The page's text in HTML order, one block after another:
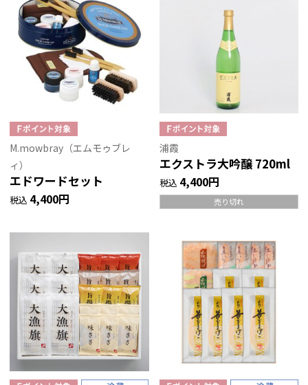
M.mowbray（エムモゥブレ
ィ）
エドワードセット
税込 4,400円
浦霞
エクストラ大吟醸 720ml
税込 4,400円
売り切れ